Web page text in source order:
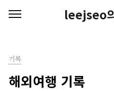
leejseo
기록
해외여행 기록